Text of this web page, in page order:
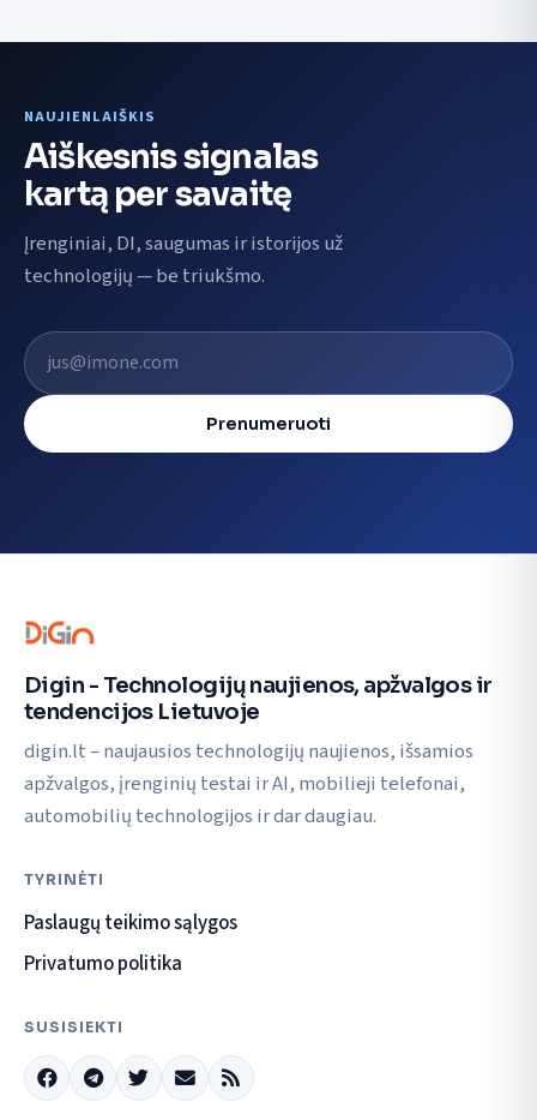
NAUJIENLAIŠKIS
Aiškesnis signalas
kartą per savaitę
Įrenginiai, DI, saugumas ir istorijos už
technologijų — be triukšmo.
El. pašto adresas
Prenumeruoti
Digin - Technologijų naujienos, apžvalgos ir
tendencijos Lietuvoje
digin.lt – naujausios technologijų naujienos, išsamios
apžvalgos, įrenginių testai ir AI, mobilieji telefonai,
automobilių technologijos ir dar daugiau.
TYRINĖTI
Paslaugų teikimo sąlygos
Privatumo politika
SUSISIEKTI